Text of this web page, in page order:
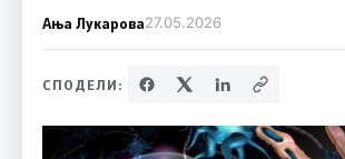
Ања Лукарова27.05.2026
СПОДЕЛИ: